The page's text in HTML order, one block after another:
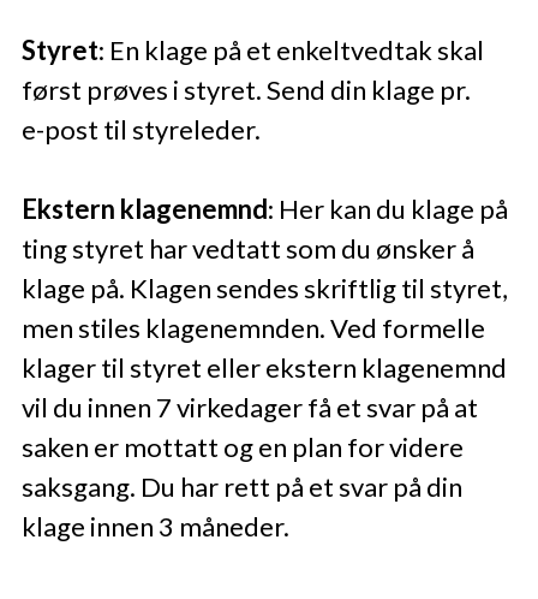
Styret: En klage på et enkeltvedtak skal
først prøves i styret. Send din klage pr.
e-post til styreleder.
Ekstern klagenemnd: Her kan du klage på
ting styret har vedtatt som du ønsker å
klage på. Klagen sendes skriftlig til styret,
men stiles klagenemnden. Ved formelle
klager til styret eller ekstern klagenemnd
vil du innen 7 virkedager få et svar på at
saken er mottatt og en plan for videre
saksgang. Du har rett på et svar på din
klage innen 3 måneder.